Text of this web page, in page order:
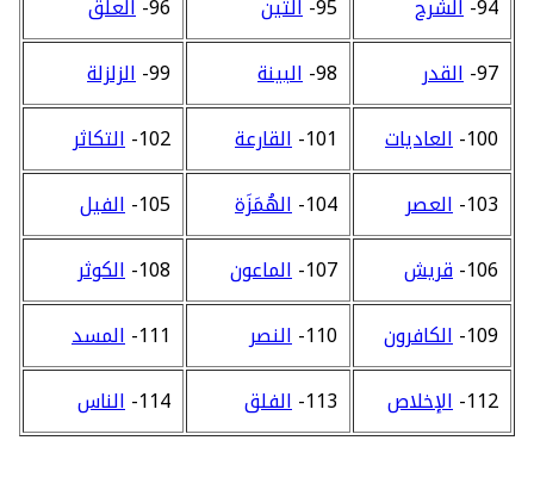
97- القدر 98- البينة 99- الزلزلة
100- العاديات 101- القارعة 102- التكاثر
103- العصر 104- الهُمَزَة 105- الفيل
106- قريش 107- الماعون 108- الكوثر
109- الكافرون 110- النصر 111- المسد
112- الإخلاص 113- الفلق 114- الناس